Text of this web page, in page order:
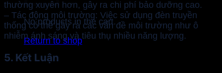
No products in the cart.
Return to shop
thường xuyên hơn, gây ra chi phí bảo dưỡng cao.
– Tác động môi trường: Việc sử dụng đèn truyền
thống có thể gây ra các vấn đề môi trường như ô
nhiễm ánh sáng và tiêu thụ nhiều năng lượng.
5. Kết Luận